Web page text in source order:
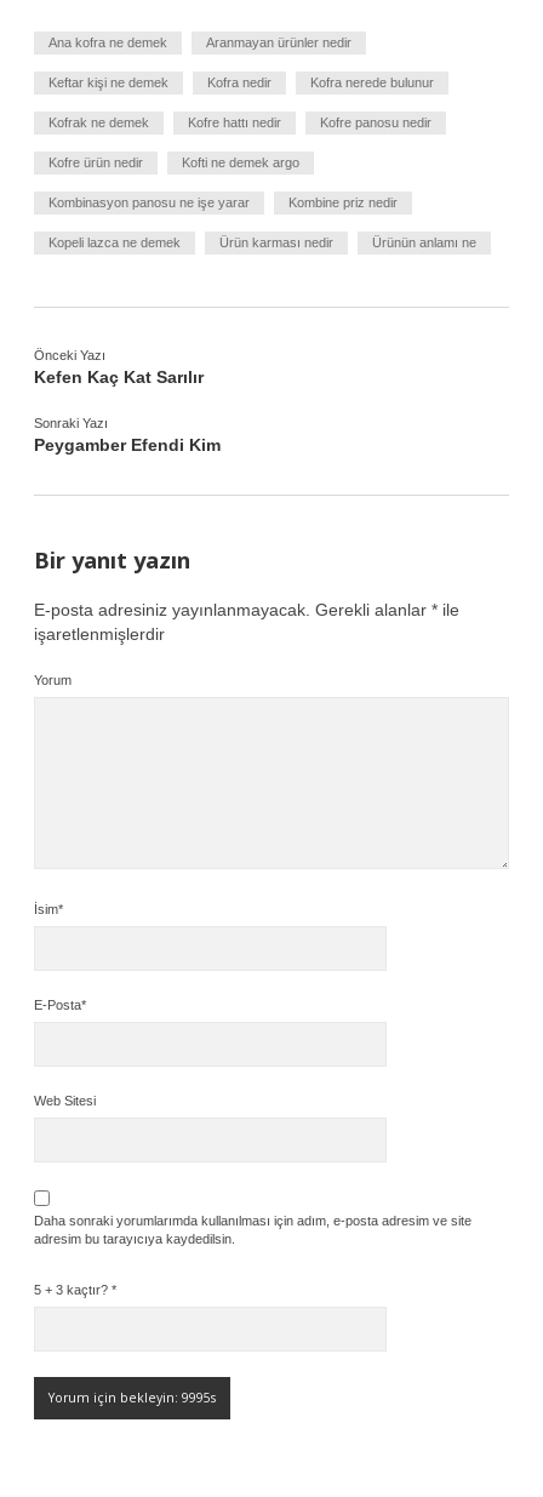
Ana kofra ne demek Aranmayan ürünler nedir
Keftar kişi ne demek Kofra nedir Kofra nerede bulunur
Kofrak ne demek Kofre hattı nedir Kofre panosu nedir
Kofre ürün nedir Kofti ne demek argo
Kombinasyon panosu ne işe yarar Kombine priz nedir
Kopeli lazca ne demek Ürün karması nedir Ürünün anlamı ne
Önceki Yazı
Kefen Kaç Kat Sarılır
Sonraki Yazı
Peygamber Efendi Kim
Bir yanıt yazın
E-posta adresiniz yayınlanmayacak. Gerekli alanlar * ile
işaretlenmişlerdir
Yorum
İsim*
E-Posta*
Web Sitesi
Daha sonraki yorumlarımda kullanılması için adım, e-posta adresim ve site
adresim bu tarayıcıya kaydedilsin.
5 + 3 kaçtır? *